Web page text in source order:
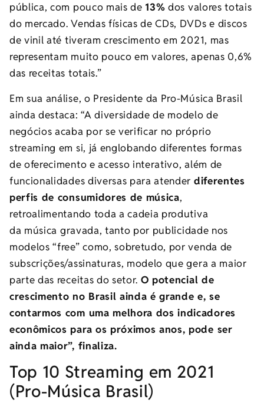
pública, com pouco mais de 13% dos valores totais
do mercado. Vendas físicas de CDs, DVDs e discos
de vinil até tiveram crescimento em 2021, mas
representam muito pouco em valores, apenas 0,6%
das receitas totais.”
Em sua análise, o Presidente da Pro-Música Brasil
ainda destaca: “A diversidade de modelo de
negócios acaba por se verificar no próprio
streaming em si, já englobando diferentes formas
de oferecimento e acesso interativo, além de
funcionalidades diversas para atender diferentes
perfis de consumidores de música,
retroalimentando toda a cadeia produtiva
da música gravada, tanto por publicidade nos
modelos “free” como, sobretudo, por venda de
subscrições/assinaturas, modelo que gera a maior
parte das receitas do setor. O potencial de
crescimento no Brasil ainda é grande e, se
contarmos com uma melhora dos indicadores
econômicos para os próximos anos, pode ser
ainda maior”, finaliza.
Top 10 Streaming em 2021
(Pro-Música Brasil)